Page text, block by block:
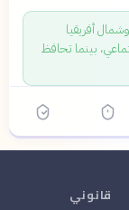
أفريقيا
بينما تحافظ
قانوني